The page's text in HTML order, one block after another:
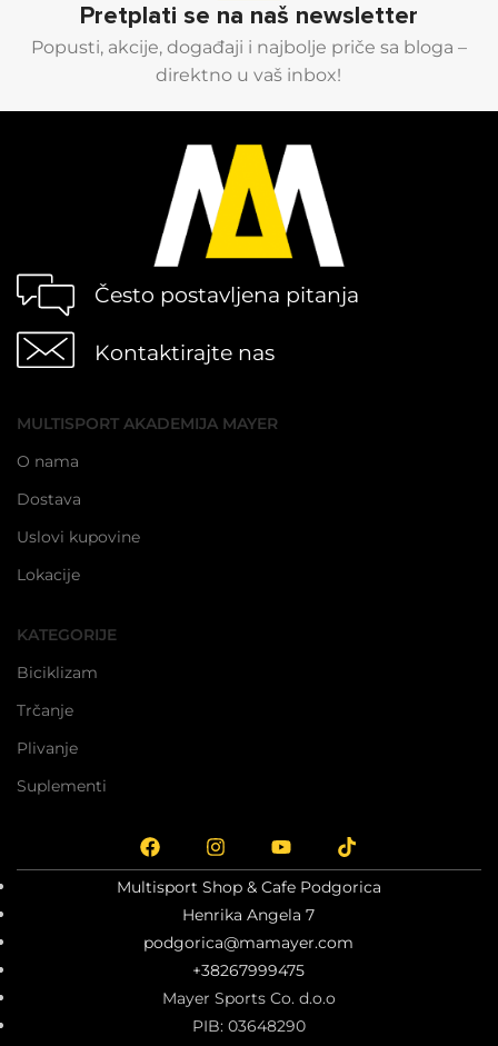
Pretplati se na naš newsletter
Popusti, akcije, događaji i najbolje priče sa bloga –
direktno u vaš inbox!
Često postavljena pitanja
Kontaktirajte nas
MULTISPORT AKADEMIJA MAYER
O nama
Dostava
Uslovi kupovine
Lokacije
KATEGORIJE
Biciklizam
Trčanje
Plivanje
Suplementi
Multisport Shop & Cafe Podgorica
Henrika Angela 7
podgorica@mamayer.com
+38267999475
Mayer Sports Co. d.o.o
PIB: 03648290